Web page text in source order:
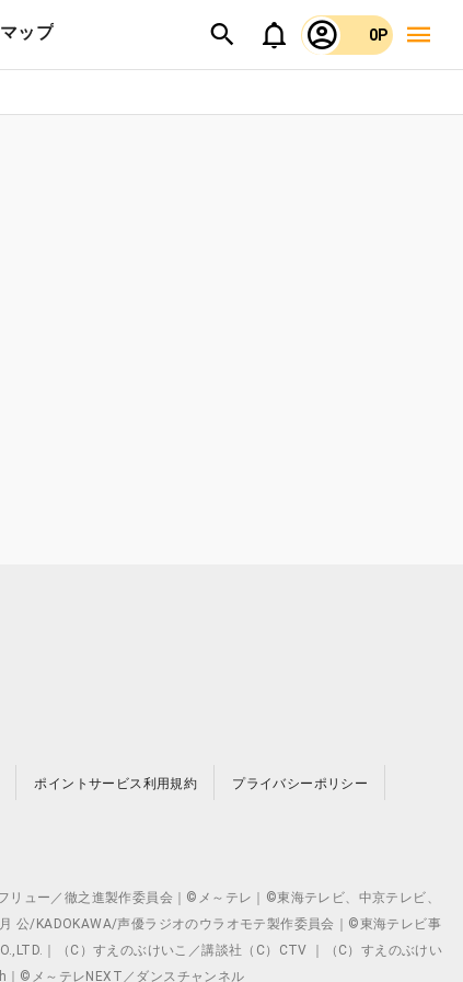
ップ 0P
ポイントサービス利用規約 プライバシーポリシー
ュー／徹之進製作委員会｜©メ～テレ｜©東海テレビ、中京テレビ、
公/KADOKAWA/声優ラジオのウラオモテ製作委員会｜©東海テレビ事
｜（C）すえのぶけいこ／講談社（C）CTV ｜（C）すえのぶけい
｜©メ～テレNEXT／ダンスチャンネル